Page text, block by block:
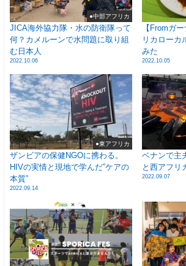
●中部アフリカ
JICA海外協力隊・水の防衛隊って
何？カメルーンで水問題に取り組
む日本人
2022.10.06
【Fromガ
リカローカ
みた
2022.10.05
●東アフリカ
ザンビアの保健NGOに携わる。
HIVの実情と現地で学んだ”ケアの
本質”
2022.09.14
ベナンで主
と西アフリ
2022.09.07